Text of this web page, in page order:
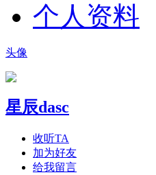
个人资料
头像
星辰dasc
收听TA
加为好友
给我留言